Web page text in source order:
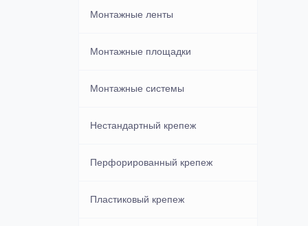
Медные
Нержавеющие
Потайные под молоток
Уголки
Монтажные ленты
Монтажные площадки
Монтажные системы
Нестандартный крепеж
Перфорированный крепеж
Пластиковый крепеж